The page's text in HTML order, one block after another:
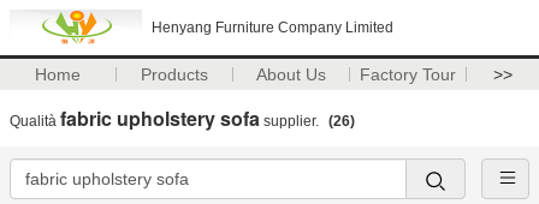
Henyang Furniture Company Limited
Home Products About Us Factory Tour >>
Qualità fabric upholstery sofa supplier. (26)